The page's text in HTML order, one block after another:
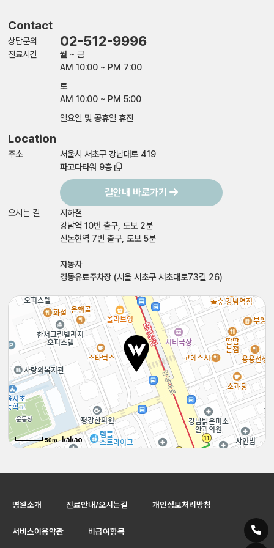
Contact
상담문의 02-512-9996
진료시간
월 ~ 금
AM 10:00 ~ PM 7:00
토
AM 10:00 ~ PM 5:00
일요일 및 공휴일 휴진
Location
주소
서울시 서초구 강남대로 419
파고다타워 9층
길안내 바로가기
오시는 길
지하철
강남역 10번 출구, 도보 2분
신논현역 7번 출구, 도보 5분
자동차
경동유료주차장 (서울 서초구 서초대로73길 26)
50m
50m
병원소개 진료안내/오시는길 개인정보처리방침
서비스이용약관 비급여항목